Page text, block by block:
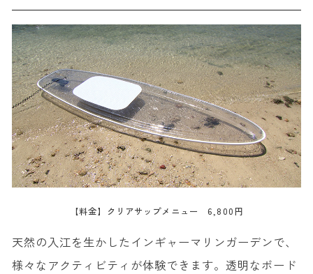
【料金】クリアサップメニュー 6,800円
天然の入江を生かしたインギャーマリンガーデンで、
様々なアクティビティが体験できます。透明なボード